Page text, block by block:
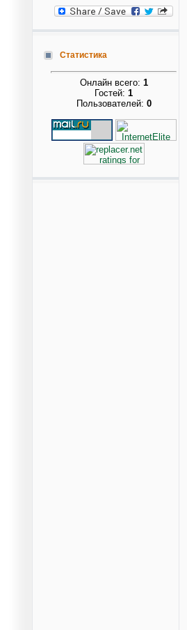
Статистика
Онлайн всего: 1
Гостей: 1
Пользователей: 0